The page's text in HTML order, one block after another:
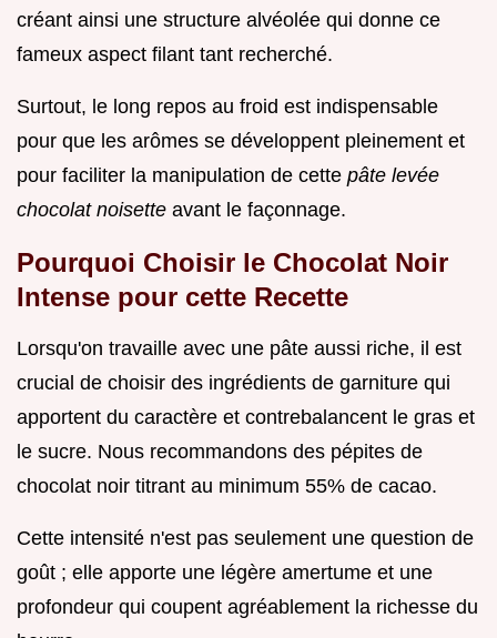
créant ainsi une structure alvéolée qui donne ce
fameux aspect filant tant recherché.
Surtout, le long repos au froid est indispensable
pour que les arômes se développent pleinement et
pour faciliter la manipulation de cette pâte levée
chocolat noisette avant le façonnage.
Pourquoi Choisir le Chocolat Noir
Intense pour cette Recette
Lorsqu'on travaille avec une pâte aussi riche, il est
crucial de choisir des ingrédients de garniture qui
apportent du caractère et contrebalancent le gras et
le sucre. Nous recommandons des pépites de
chocolat noir titrant au minimum 55% de cacao.
Cette intensité n'est pas seulement une question de
goût ; elle apporte une légère amertume et une
profondeur qui coupent agréablement la richesse du